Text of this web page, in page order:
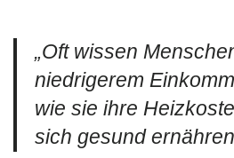
„Oft wissen
niedrigerem
wie sie ihre
sich gesund